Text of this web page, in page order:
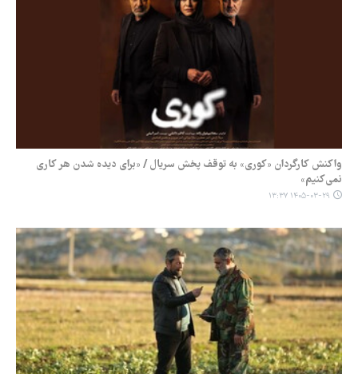
واکنش کارگردان «کوری» به توقف پخش سریال / «برای دیده شدن هر کاری
نمی‌کنیم»
۱۴۰۵-۰۳-۲۹ ۱۳:۳۷